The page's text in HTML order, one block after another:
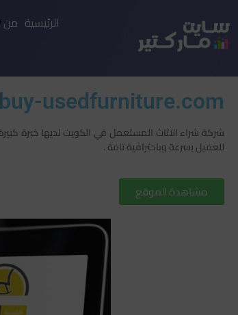
الرئيسية من
buy-usedfurniture.com
شركة شراء الاثاث المستعمل في الكويت لديها خبرة
للعميل بسرعة وباحترافية تامة .
مشاهدة الموقع